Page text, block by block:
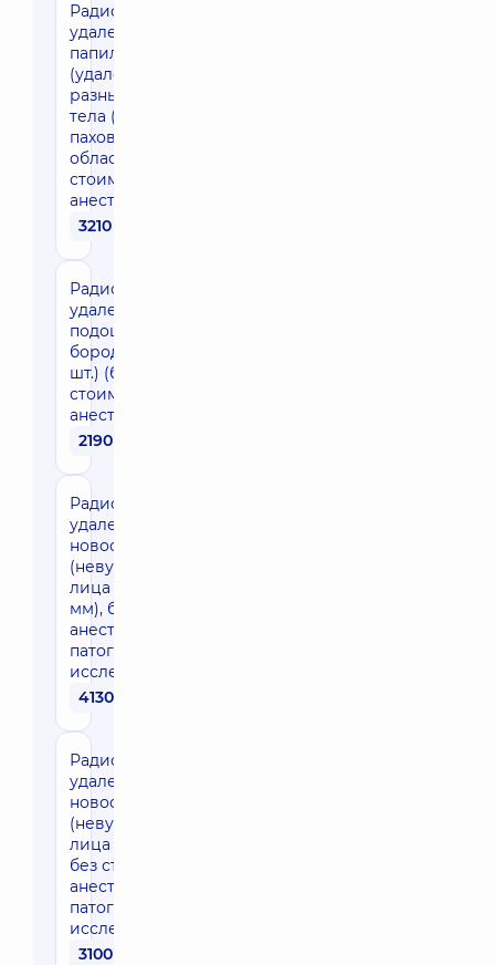
Радиоволновое
удаление
папиллом
(удаление в
разных участках
тела (пакетом)
паховая
область) (без
стоимости
анестезии)
3210 грн
Радиоволновое
удаление
подошвенной
бородавки (1
шт.) (без
стоимости
анестезии)
2190 грн
Радиоволновое
удаления
новообразований
(невуса) кожи участки
лица (1 шт. Более 5
мм), без стоимости
анестезии и
патогистологического
исследования
4130 грн
Радиоволновое
удаления
новообразований
(невуса) кожи участки
лица (1 шт.до 5 мм),
без стоимости
анестезии и
патогистологического
исследования
3100 грн